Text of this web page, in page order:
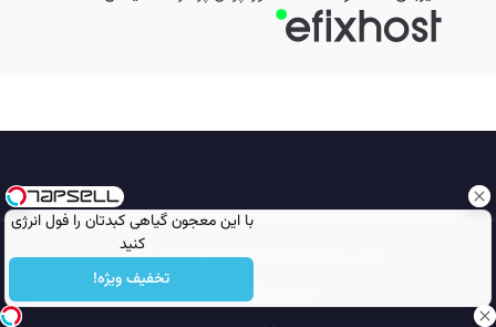
با این معجون گیاهی کبدتان را فول انرژی
کنید
تخفیف ویژه!
تمامی حقوق محفوظ است © 2026
مجله نورگرام
انجمن نورگرام